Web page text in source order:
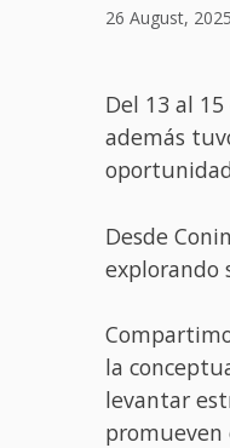
26 August, 2025
Del 13 al
además
Desde
explorando
la
levantar
promueven